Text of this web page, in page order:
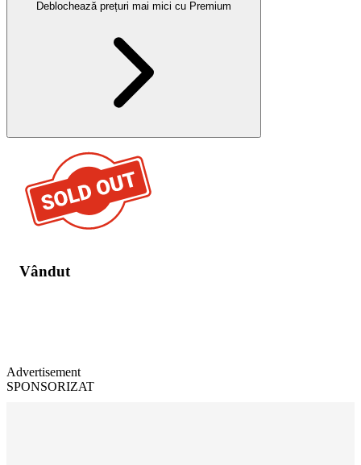
Deblochează prețuri mai mici cu Premium
Vândut
Advertisement
SPONSORIZAT